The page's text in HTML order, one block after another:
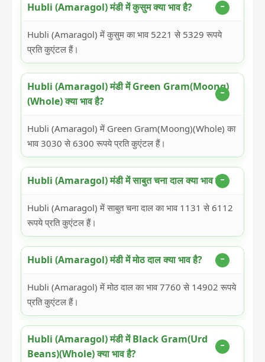
Hubli (Amaragol) मंडी में कुसुम क्या भाव है?
Hubli (Amaragol) में कुसुम का भाव 5221 से 5329 रूपये
प्रति कुएंटल हैं।
Hubli (Amaragol) मंडी में Green Gram(Moong)
(Whole) क्या भाव है?
Hubli (Amaragol) में Green Gram(Moong)(Whole) का
भाव 3030 से 6300 रूपये प्रति कुएंटल हैं।
Hubli (Amaragol) मंडी में साबुत चना दाल क्या भाव है?
Hubli (Amaragol) में साबुत चना दाल का भाव 1131 से 6112
रूपये प्रति कुएंटल हैं।
Hubli (Amaragol) मंडी में मोठ दाल क्या भाव है?
Hubli (Amaragol) में मोठ दाल का भाव 7760 से 14902 रूपये
प्रति कुएंटल हैं।
Hubli (Amaragol) मंडी में Black Gram(Urd
Beans)(Whole) क्या भाव है?